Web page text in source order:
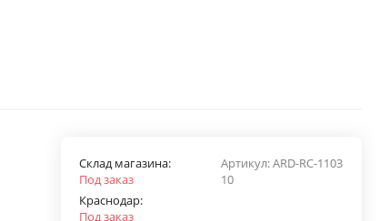
Артикул:ARD-RС-1103
10
Склад магазина:
Под заказ
Краснодар:
Под заказ